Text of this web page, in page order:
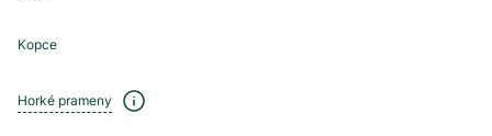
Kopce
Horké prameny